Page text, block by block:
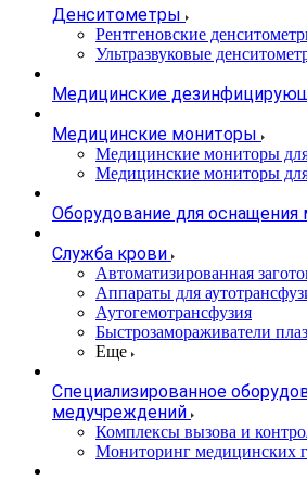
Денситометры
Рентгеновские
Ультразвуковые
Медицинские
Медицинские мониторы
Медицинские мониторы
Медицинские мониторы
Оборудование для оснащения
Служба крови
Автоматизированная
Аппараты для
Аутогемотрансфузия
Быстрозамораживатели
Еще
Специализированное
медучреждений
Комплексы вызова и
Мониторинг медицинских